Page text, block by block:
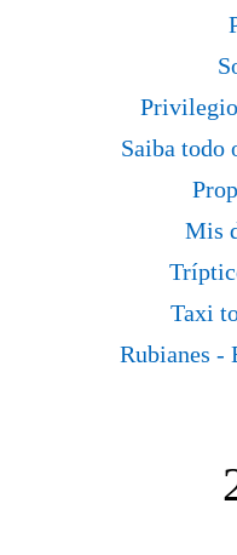
Saiba todo
Mis
Taxi
Rubianes -